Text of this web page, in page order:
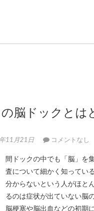
脳ドックとは
11月21日 コメントなし
人間ドックの中でも「脳」
査について細かく知ってい
分からないという人がほと
るのは症状が出ていない脳
脳梗塞や脳出血などの初期